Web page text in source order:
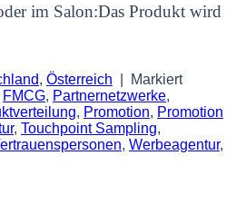
im Salon:Das Produkt wird
, Österreich
Markiert
FMCG, Partnernetzwerke,
, Promotion, Promotion
, Touchpoint Sampling,
, Werbeagentur,